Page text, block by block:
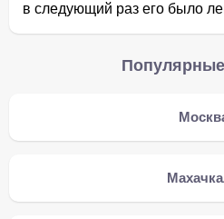
в следующий раз его было